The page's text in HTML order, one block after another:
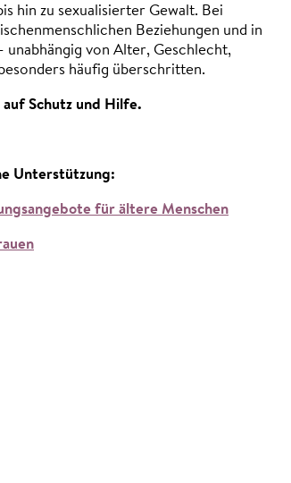
hin zu sexualisierter Gewalt. Bei
Beziehungen und in
unabhängig von Alter, Geschlecht,
häufig überschritten.
Schutz und Hilfe.
Unterstützung:
für ältere Menschen